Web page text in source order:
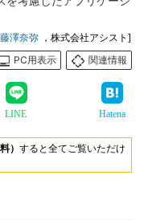
藤澤奈弥 ，株式会社アシスト]
PC用表示
関連情報
LINE Hatena
） すると全てご覧いただけ